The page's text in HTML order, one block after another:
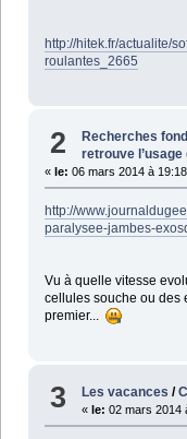
http://hitek.fr/actualite/
roulantes_2665
2 Recherches
retrouve
« le: 06 mars 2014 à
http://
paralysee-jambes-
Vu à quelle vitesse
cellules souche ou des
premier...
3 Les vacances /
«le: 02 mars 2014